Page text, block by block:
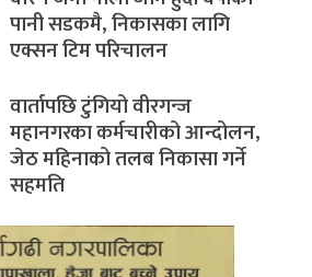
पानी सडकमै, निकासका लागि
एक्सन टिम परिचालन
वार्तापछि टुंगियो वीरगन्ज
महानगरका कर्मचारीको आन्दोलन,
जेठ महिनाको तलब निकासा गर्ने
सहमति